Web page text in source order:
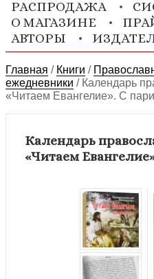
РАСПРОДАЖА
О МАГАЗИНЕ
АВТОРЫ
Главная / Книги /
ежедневники / Календарь
«Читаем Евангелие». С
Календарь
«Читаем